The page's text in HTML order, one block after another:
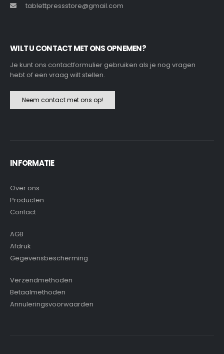
tablettpressstore@gmail.com
WILT U CONTACT MET ONS OPNEMEN?
Je kunt ons contactformulier gebruiken als je nog vragen
hebt of een vraag wilt stellen.
Neem contact met ons op!
INFORMATIE
Over ons
Producten
Contact
AGB
Afdruk
Gegevensbescherming
Verzendmethoden
Betaalmethoden
Annuleringsvoorwaarden